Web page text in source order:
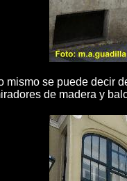
mismo se puede decir
de madera y